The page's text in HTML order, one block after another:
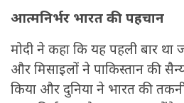
आत्मनिर्भर भारत की पहचान
मोदी ने कहा कि यह पहली बार था
और मिसाइलों ने पाकिस्तान की
किया और दुनिया ने भारत की